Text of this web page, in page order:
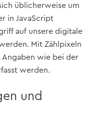
üblicherweise um
in JavaScript
auf unsere digitale
Mit Zählpixeln
Angaben wie bei der
werden.
und